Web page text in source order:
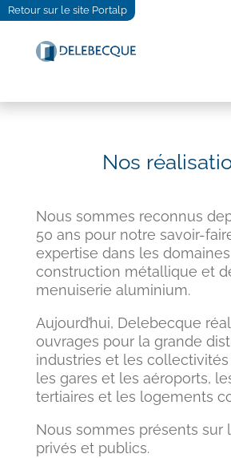
Retour sur le site Portalp
Nos
Nous sommes reconnus
50 ans pour notre savoir-
expertise dans les
construction métallique et
menuiserie aluminium.
Aujourd’hui, Delebecque
ouvrages pour la grande
industries et les
les gares et les aéroports,
tertiaires et les logements
Nous sommes présents sur
privés et publics.